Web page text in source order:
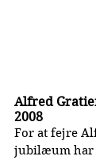
Alfred
2008
For at fejre
jubilæum har